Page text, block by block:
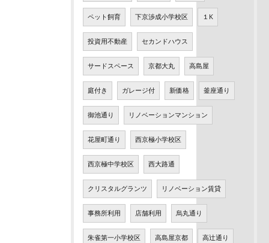
ペット飼育 下京渉成小学校区 １K
投資用不動産 セカンドハウス
サードスペース 京都大丸 高島屋
庭付き ガレージ付 新価格 釜座通り
御池通り リノベーションマンション
花屋町通り 西京極小学校区
西京極中学校区 西大路通
クリスタルグランツ リノベーション賃貸
事務所利用 店舗利用 烏丸通り
朱雀第一小学校区 高島屋京都 高辻通り